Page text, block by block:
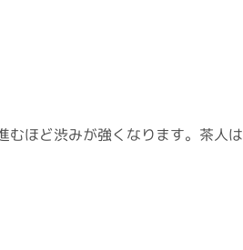
ほど渋みが強くなります。茶